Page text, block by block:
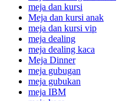
meja dan kursi
Meja dan kursi anak
meja dan kursi vip
meja dealing
meja dealing kaca
Meja Dinner
meja gubugan
meja gubukan
meja IBM